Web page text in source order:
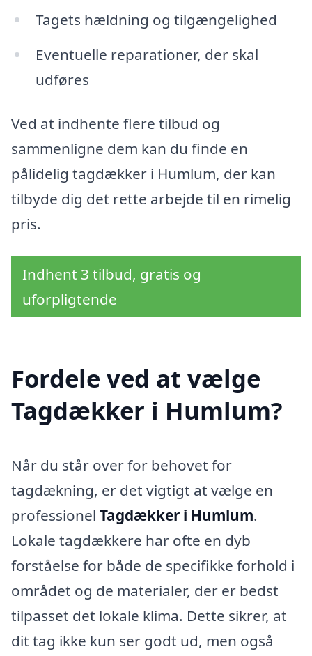
Tagets hældning og tilgængelighed
Eventuelle reparationer, der skal
udføres
Ved at indhente flere tilbud og
sammenligne dem kan du finde en
pålidelig tagdækker i Humlum, der kan
tilbyde dig det rette arbejde til en rimelig
pris.
Indhent 3 tilbud, gratis og
uforpligtende
Fordele ved at vælge
Tagdækker i Humlum?
Når du står over for behovet for
tagdækning, er det vigtigt at vælge en
professionel Tagdækker i Humlum.
Lokale tagdækkere har ofte en dyb
forståelse for både de specifikke forhold i
området og de materialer, der er bedst
tilpasset det lokale klima. Dette sikrer, at
dit tag ikke kun ser godt ud, men også